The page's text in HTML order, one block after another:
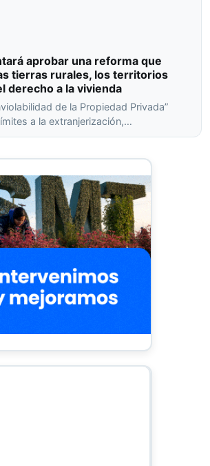
aprobar una reforma que
tierras rurales, los territorios
derecho a la vivienda
de la Propiedad Privada”
a la extranjerización,…